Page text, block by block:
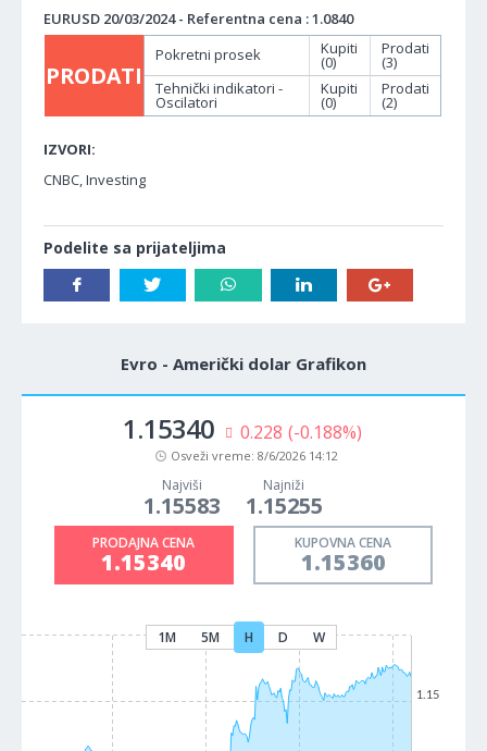
EURUSD 20/03/2024 - Referentna cena : 1.0840
PRODATI
Pokretni prosek Kupiti
(0)
Prodati
(3)
Tehnički indikatori -
Oscilatori
Kupiti
(0)
Prodati
(2)
IZVORI:
CNBC, Investing
Podelite sa prijateljima
Evro - Američki dolar Grafikon
1.15340 0.228 (-0.188%)
Osveži vreme: 8/6/2026 14:12
Najviši
1.15583
Najniži
1.15255
PRODAJNA CENA
1.15340
KUPOVNA CENA
1.15360
1M 5M H D W
1.15